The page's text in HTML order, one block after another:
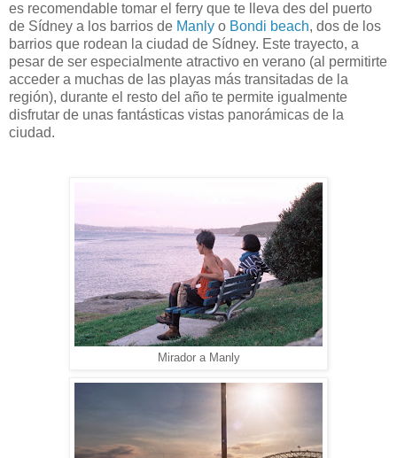
es recomendable tomar el ferry que te lleva des del puerto
de Sídney a los barrios de Manly o Bondi beach, dos de los
barrios que rodean la ciudad de Sídney. Este trayecto, a
pesar de ser especialmente atractivo en verano (al permitirte
acceder a muchas de las playas más transitadas de la
región), durante el resto del año te permite igualmente
disfrutar de unas fantásticas vistas panorámicas de la
ciudad.
Mirador a Manly